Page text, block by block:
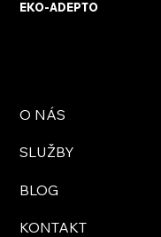
EKO-ADEPTO
O NÁS
SLUŽBY
BLOG
KONTAKT